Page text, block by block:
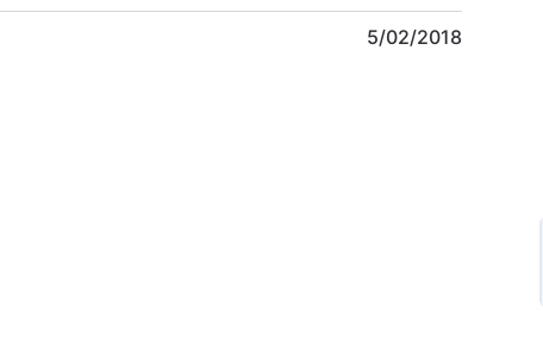
5/02/2018